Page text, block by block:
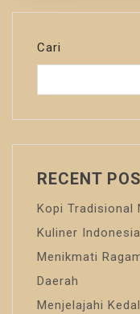
Cari
RECENT
Kopi Tradisional
Kuliner Indonesia
Menikmati
Daerah
Menjelajahi